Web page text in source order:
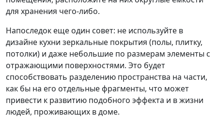
для хранения чего-либо.
Напоследок еще один совет: не используйте в
дизайне кухни зеркальные покрытия (полы, плитку,
потолки) и даже небольшие по размерам элементы с
отражающими поверхностями. Это будет
способствовать разделению пространства на части,
как бы на его отдельные фрагменты, что может
привести к развитию подобного эффекта и в жизни
людей, проживающих в доме.